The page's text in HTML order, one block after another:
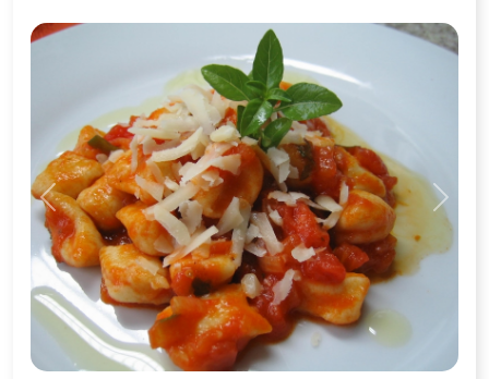
Previous Next